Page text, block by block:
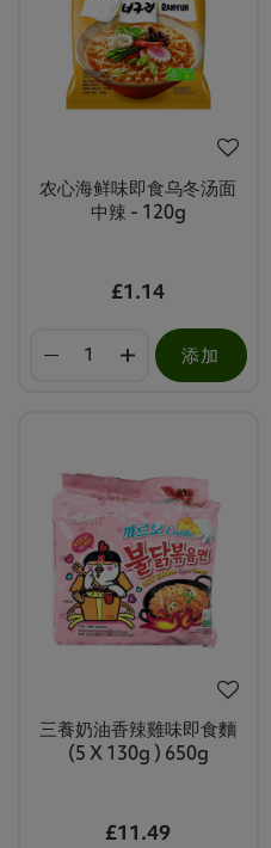
农心海鲜味即食乌冬汤面
中辣 - 120g
£1.14
添加
三養奶油香辣雞味即食麵
(5 X 130g ) 650g
£11.49